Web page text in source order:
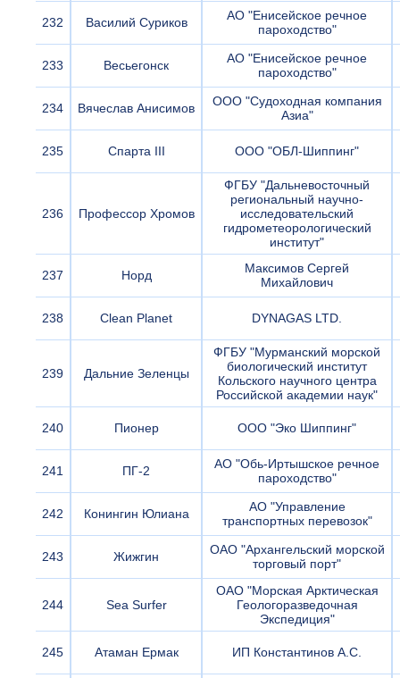
232 Василий Суриков
АО "Енисейское речное
пароходство"
233 Весьегонск
АО "Енисейское речное
пароходство"
234 Вячеслав Анисимов
ООО "Судоходная компания
Азиа"
235 Спарта III ООО "ОБЛ-Шиппинг"
236 Профессор Хромов
ФГБУ "Дальневосточный
региональный научно-
исследовательский
гидрометеорологический
институт"
237 Норд
Максимов Сергей
Михайлович
238 Clean Planet DYNAGAS LTD.
239 Дальние Зеленцы
ФГБУ "Мурманский морской
биологический институт
Кольского научного центра
Российской академии наук"
240 Пионер ООО "Эко Шиппинг"
241 ПГ-2
АО "Обь-Иртышское речное
пароходство"
242 Конингин Юлиана
АО "Управление
транспортных перевозок"
243 Жижгин
ОАО "Архангельский морской
торговый порт"
244 Sea Surfer
ОАО "Морская Арктическая
Геологоразведочная
Экспедиция"
245 Атаман Ермак ИП Константинов А.С.